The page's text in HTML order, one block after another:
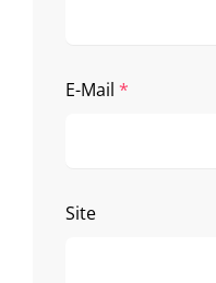
E-Mail *
Site